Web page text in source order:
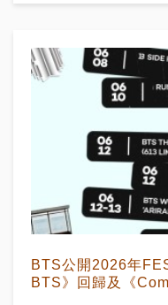
BTS公開2026年
BTS》回歸及《